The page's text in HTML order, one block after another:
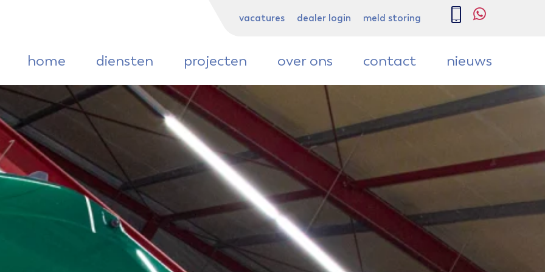
vacatures dealer login meld storing
home diensten projecten over ons contact nieuws
contact nieuws